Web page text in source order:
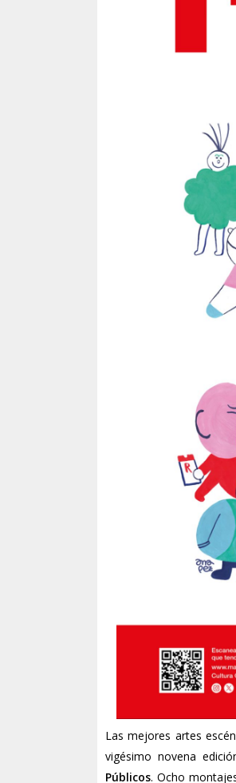
Las mejores artes
vigésimo novena
Públicos. Ocho